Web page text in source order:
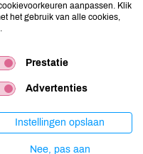
aanwezig
aanwezig
bevatten
aanwezig
aanwezig
aanpassen. Klik
het gebruik van alle cookies,
Prestatie
Advertenties
Instellingen opslaan
Nee, pas aan